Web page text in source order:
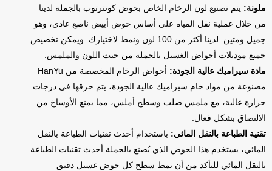
ملونة: يتم تصنيع لون الرخام الخاص بحوض كونترتوب بالجملة لدينا
من خلال عملية نقل المياه على أساس حوض أبيض ناصع عادي، وهو
جميل ومتين. لدينا أكثر من 100 لون ونمط لاختيارك. ويمكن تخصيص
جميع موديلات أحواض الغسيل بالجملة من حيث اللون والملمس.
مادة سيراميك عالية الجودة:
أحواض الرخام المخصصة من HanYu
مصنوعة من مواد خام سيراميك عالية الجودة، يتم حرقها في درجات
حرارة عالية، مع ملمس صلب وسطح أملس، مما يمنع الأوساخ من
الالتصاق بشكل فعال.
تقنية الطباعة بالنقل المائي: باستخدام أحدث تقنيات الطباعة بالنقل
المائي، يستخدم هذا الحوض الذي يُصنع بالجملة أحدث تقنيات الطباعة
بالنقل المائي للتأكد من أن نمط سطح كل حوض غسيل دقيق